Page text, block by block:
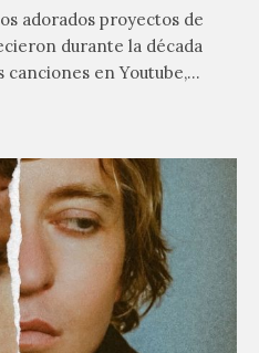
adorados proyectos de
durante la década
canciones en Youtube,